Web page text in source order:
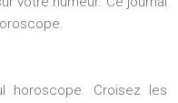
horoscope. Croisez les